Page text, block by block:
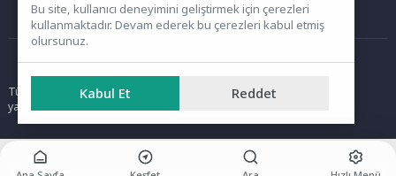
Ana Sayfa
Tüm hakları saklıdır. Sitede yer alan içerikler izinsiz kopyalanamaz,
yayımlanamaz ve kullanılamaz.
Bu site, kullanıcı deneyimini geliştirmek için çerezleri
kullanmaktadır. Devam ederek bu çerezleri kabul etmiş
olursunuz.
Kabul Et Reddet